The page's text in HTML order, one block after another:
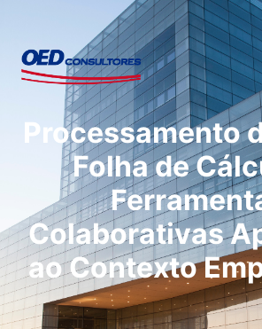
Processamento
Folha de
Colaborativas
ao Contexto